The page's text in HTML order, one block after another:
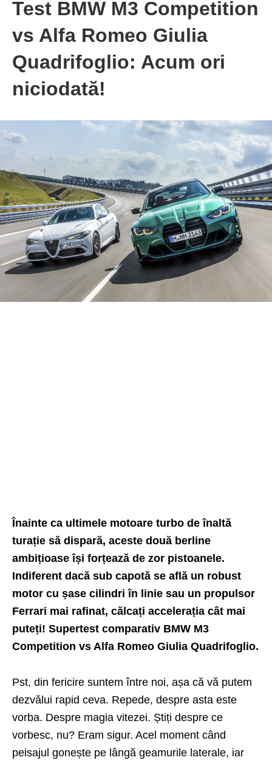
Test BMW M3 Competition
vs Alfa Romeo Giulia
Quadrifoglio: Acum ori
niciodată!
Înainte ca ultimele motoare turbo de înaltă
turație să dispară, aceste două berline
ambițioase își forțează de zor pistoanele.
Indiferent dacă sub capotă se află un robust
motor cu șase cilindri în linie sau un propulsor
Ferrari mai rafinat, călcați accelerația cât mai
puteți! Supertest comparativ BMW M3
Competition vs Alfa Romeo Giulia Quadrifoglio.
Pst, din fericire suntem între noi, așa că vă putem
dezvălui rapid ceva. Repede, despre asta este
vorba. Despre magia vitezei. Știți de­spre ce
vorbesc, nu? Eram sigur. Acel moment când
peisajul gonește pe lângă geamurile laterale, iar